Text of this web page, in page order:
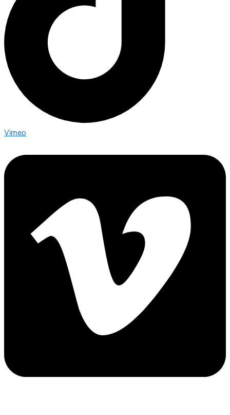
Vimeo